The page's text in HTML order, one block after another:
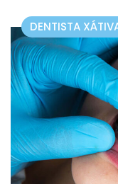
DENTISTA